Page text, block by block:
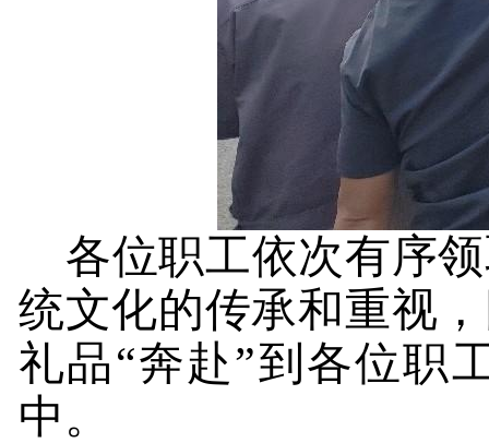
各位职工依次有序
统文化的传承和重视
礼品“奔赴”到各位职
中。